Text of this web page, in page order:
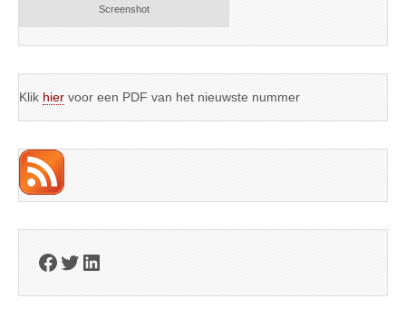
Screenshot
Klik hier voor een PDF van het nieuwste nummer
Facebook
Twitter
LinkedIn